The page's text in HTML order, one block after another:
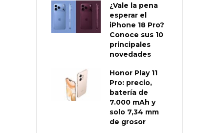
¿Vale la pena
esperar el
iPhone 18 Pro?
Conoce sus 10
principales
novedades
Honor Play 11
Pro: precio,
batería de
7.000 mAh y
solo 7,34 mm
de grosor